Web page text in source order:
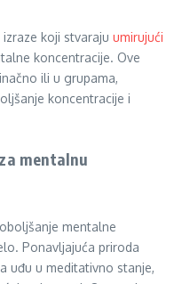
koji stvaraju umirujući
koncentracije. Ove
ili u grupama,
koncentracije i
mentalnu
mentalne
Ponavljajuća priroda
uđu u meditativno stanje,